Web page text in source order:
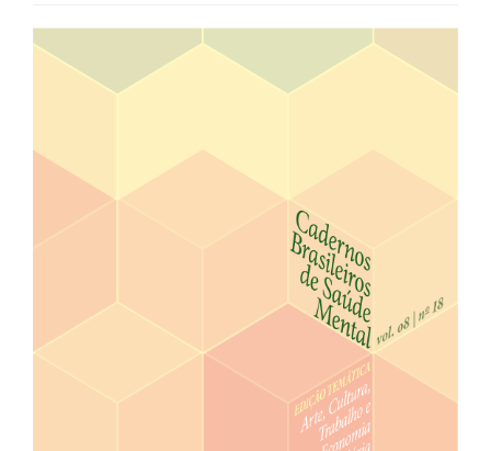
Barra
lateral
artigos